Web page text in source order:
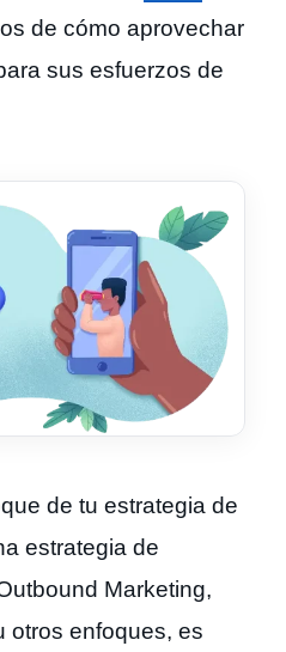
de cómo aprovechar
sus esfuerzos de
de tu estrategia de
estrategia de
Marketing,
otros enfoques, es